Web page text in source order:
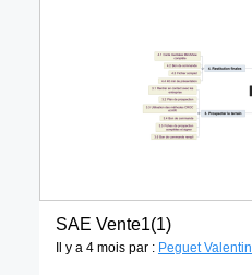
SAE Vente1(1)
Il y a 4 mois par : Peguet Valentin